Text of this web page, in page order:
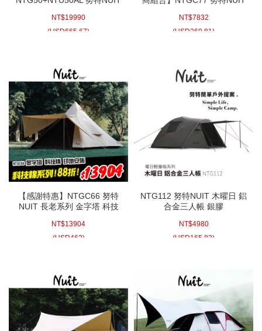
房一廳帳 別墅帳蓬 隧道帳篷
耐水壓
NT$19990
(USD665.67)
610x520xH265cm 天幕帳 哈
比天幕 遮陽帳 客廳帳 哈比天
NT$7832
(USD260.81)
【感謝特惠】NTGC66 努特
NUIT 長老系列 金字塔 科技
印地安帳 帳篷 帳棚 帳蓬 棉帳
NT$13904
(USD463)
NTG112 努特NUIT 木曜日 鋁
合金三人帳 銀膠
3人帳蓬 雙人野營 輕量帳 單
人機車露營
NT$4980
(USD165.83)